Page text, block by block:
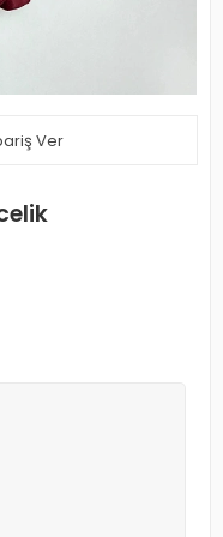
Ver